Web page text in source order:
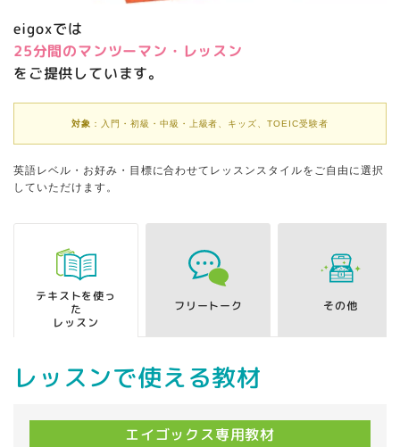
eigoxでは
25分間のマンツーマン・レッスン
をご提供しています。
対象 ：入門・初級・中級・上級者、キッズ、TOEIC受験者
英語レベル・お好み・目標に合わせてレッスンスタイルをご自由に選択
していただけます。
テキストを使っ
た
レッスン
フリートーク その他
レッスンで使える教材
エイゴックス専用教材